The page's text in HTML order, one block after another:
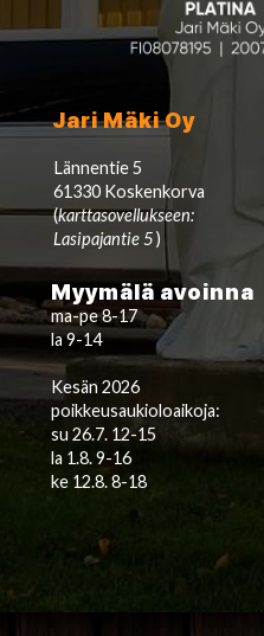
Jari Mäki Oy
Lännentie 5
61330 Koskenkorva
(karttasovellukseen:
Lasipajantie 5)
Myymälä avoinna
ma-pe 8-17
la 9-14
Kesän 2026
poikkeusaukioloaikoja:
su 26.7. 12-15
la 1.8. 9-16
ke 12.8. 8-18